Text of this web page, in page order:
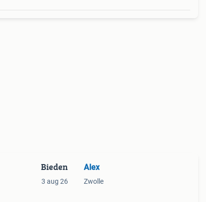
Bieden
3 aug 26
Alex
Zwolle